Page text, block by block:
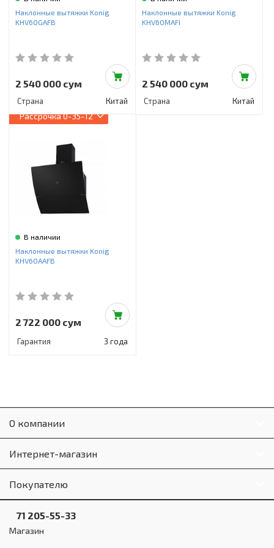
Инструменты и техника
Красота и здоровье
Пылесосы
Фильтры для воды
Наклонные вытяжки Konig
KHV60GAFB
2 540 000 сум
Страна Китай
Наклонные вытяжки Konig
KHV60MAFI
2 540 000 сум
Страна Китай
Рассрочка0-35-12
В наличии
Наклонные вытяжки Konig
KHV60AAFB
2 722 000 сум
Гарантия 3 года
О компании
Интернет-магазин
Покупателю
71 205-55-33
Магазин